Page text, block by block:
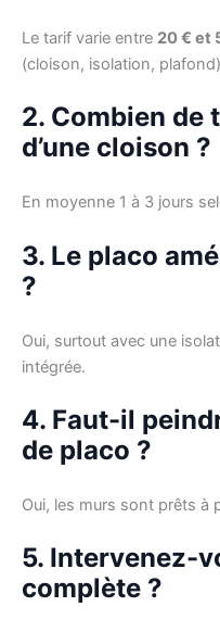
Le tarif varie entre 20 € et
(cloison, isolation,
2. Combien de
d’une cloison ?
En moyenne 1 à 3 jours
3. Le placo
?
Oui, surtout avec une
intégrée.
4. Faut-il
de placo ?
Oui, les murs sont prêts à
5. Intervenez-
complète ?